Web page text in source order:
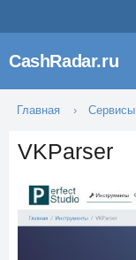
CashRadar.ru
Главная Сервисы
VKParser